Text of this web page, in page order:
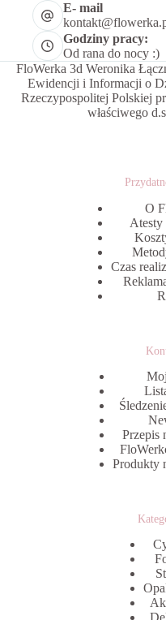
E- mail
Godziny pracy:
Od rana do nocy :)
FloWerka 3d Weronika
Ewidencji i Informacji o
Rzeczypospolitej Polskiej
właściwego
O
Czas
Przepis
Produkty